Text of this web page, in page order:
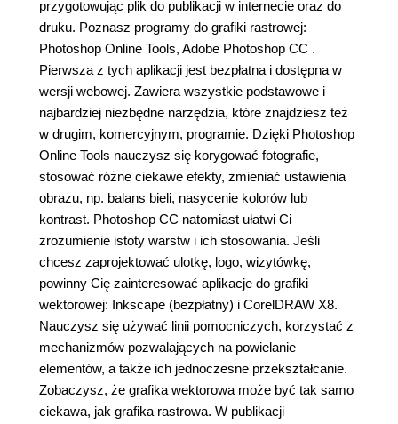
przygotowując plik do publikacji w internecie oraz do
druku. Poznasz programy do grafiki rastrowej:
Photoshop Online Tools, Adobe Photoshop CC .
Pierwsza z tych aplikacji jest bezpłatna i dostępna w
wersji webowej. Zawiera wszystkie podstawowe i
najbardziej niezbędne narzędzia, które znajdziesz też
w drugim, komercyjnym, programie. Dzięki Photoshop
Online Tools nauczysz się korygować fotografie,
stosować różne ciekawe efekty, zmieniać ustawienia
obrazu, np. balans bieli, nasycenie kolorów lub
kontrast. Photoshop CC natomiast ułatwi Ci
zrozumienie istoty warstw i ich stosowania. Jeśli
chcesz zaprojektować ulotkę, logo, wizytówkę,
powinny Cię zainteresować aplikacje do grafiki
wektorowej: Inkscape (bezpłatny) i CorelDRAW X8.
Nauczysz się używać linii pomocniczych, korzystać z
mechanizmów pozwalających na powielanie
elementów, a także ich jednoczesne przekształcanie.
Zobaczysz, że grafika wektorowa może być tak samo
ciekawa, jak grafika rastrowa. W publikacji